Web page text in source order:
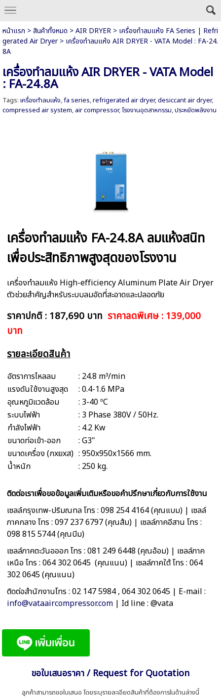
หน้าแรก >สินค้าทั้งหมด >AIR DRYER> เครื่องทำลมแห้ง FA Series | Refri
gerated Air Dryer> เครื่องทำลมแห้ง AIR DRYER - VATA Model : FA-24.
8A
เครื่องทำลมแห้ง AIR DRYER - VATA Model
: FA-24.8A
Tags: เครื่องทำลมแห้ง,fa series,refrigerated air dryer,desiccant air dryer,
compressed air system, air compressor,โรงงานอุตสาหกรรม,ประหยัดพลังงาน
เครื่องทำลมแห้ง FA-24.8A ลมแห้งสนิท
เพื่อประสิทธิภาพสูงสุดของโรงงาน
เครื่องทำลมแห้ง High-efficiency Aluminum Plate Air Dryer
ตัวช่วยสำคัญสำหรับระบบลมอัดที่สะอาดและปลอดภัย
ราคาปกติ : 187,690 บาท ราคาลดพิเศษ : 139,000
บาท
รายละเอียดสินค้า
อัตราการไหลลม
: 24.8 m³/min
แรงดันใช้งานสูงสุด
: 0.4-1.6 MPa
อุณหภูมิแวดล้อม
: 3-40 ºC
ระบบไฟฟ้า
: 3 Phase 380V / 50Hz.
กำลังไฟฟ้า
: 4.2 Kw
ขนาดท่อเข้า-ออก
: G3"
ขนาดเครื่อง (กxยxส) : 950x950x1566 mm.
น้ำหนัก
: 250 kg.
ติดต่อเราเพื่อขอข้อมูลเพิ่มเติมหรือขอคำปรึกษาเกี่ยวกับการใช้งาน
เซลล์กรุงเทพ-ปริมณทล โทร : 098 254 4164 (คุณแบม) | เซลล์
ภาคกลาง โทร : 097 237 6797 (คุณส้ม) | เซลล์ภาคอีสาน โทร :
098 815 5744 (คุณบีม)
เซลล์ภาคตะวันอออก โทร : 081 249 6448 (คุณอ้อม) | เซลล์ภาค
เหนือ โทร : 064 302 0645 (คุณแนน) | เซลล์ภาคใต้ โทร : 064
302 0645 (คุณแนน)
ติดต่อสำนักงานโทร : 02 147 5984 , 064 302 0645 | E-mail :
info@vataaircompressor.com | Id line : @vata
ขอใบเสนอราคา / Request for Quotation
ลูกค้าสามารถขอใบเสนอ โดยระบุรายละเอียดสินค้าที่ต้องการในด้านล่างนี้